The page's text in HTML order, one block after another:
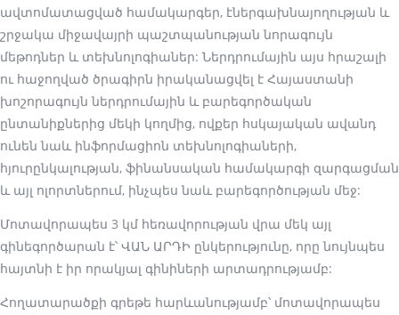
ավտոմատացված համակարգեր, էներգախնայողության և
շրջակա միջավայրի պաշտպանության նորագույն
մեթոդներ և տեխնոլոգիաներ: Ներդրումային այս հրաշալի
ու հաջողված ծրագիրն իրականացվել է Հայաստանի
խոշորագույն ներդրումային և բարեգործական
ընտանիքներից մեկի կողմից, ովքեր հսկայական ավանդ
ունեն նաև ինֆորմացիոն տեխնոլոգիաների,
հյուրընկալության, ֆինանսական համակարգի զարգացման
և այլ ոլորտներում, ինչպես նաև բարեգործության մեջ:
Մոտավորապես 3 կմ հեռավորության վրա մեկ այլ
գինեգործարան է՝ ՎԱՆ ԱՐԴԻ ընկերությունը, որը նույնպես
հայտնի է իր որակյալ գինիների արտադրությամբ:
Հողատարածքի գրեթե հարևանությամբ՝ մոտավորապես